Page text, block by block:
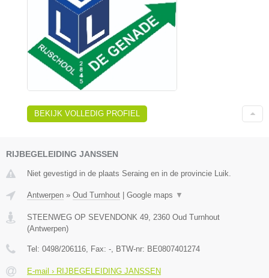
BEKIJK VOLLEDIG PROFIEL
RIJBEGELEIDING JANSSEN
Niet gevestigd in de plaats Seraing en in de provincie Luik.
Antwerpen » Oud Turnhout Google maps ▼
STEENWEG OP SEVENDONK 49, 2360 Oud Turnhout
(Antwerpen)
Tel: 0498/206116, Fax: -, BTW-nr: BE0807401274
E-mail › RIJBEGELEIDING JANSSEN